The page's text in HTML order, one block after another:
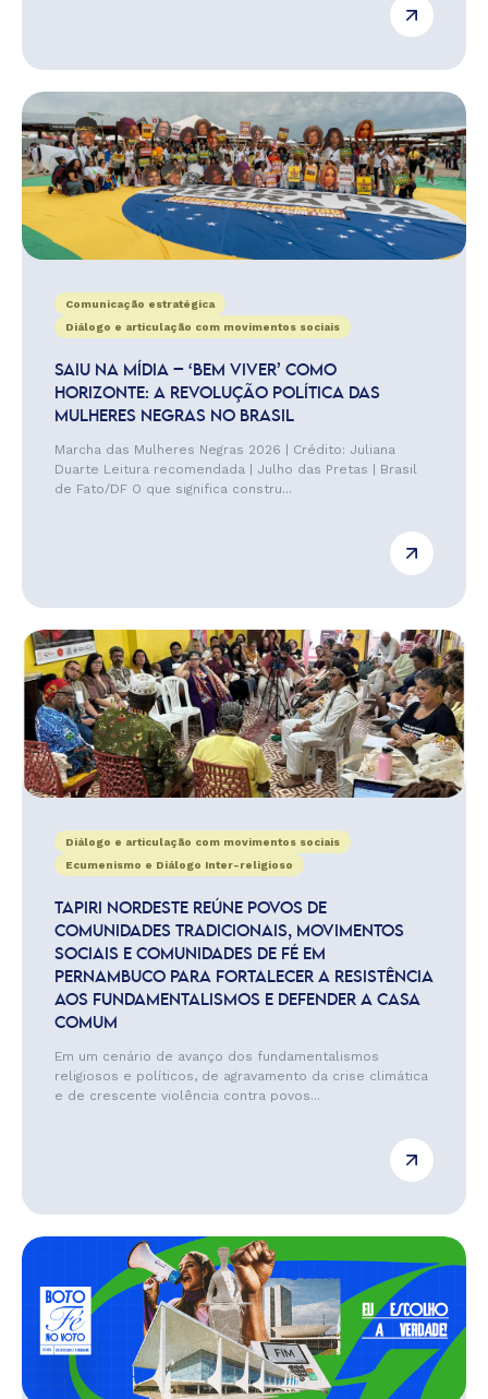
Comunicação estratégica
Diálogo e articulação com movimentos sociais
SAIU NA MÍDIA – ‘BEM VIVER’ COMO
HORIZONTE: A REVOLUÇÃO POLÍTICA DAS
MULHERES NEGRAS NO BRASIL
Marcha das Mulheres Negras 2026 | Crédito: Juliana
Duarte Leitura recomendada | Julho das Pretas | Brasil
de Fato/DF O que significa constru...
Diálogo e articulação com movimentos sociais
Ecumenismo e Diálogo Inter-religioso
TAPIRI NORDESTE REÚNE POVOS DE
COMUNIDADES TRADICIONAIS, MOVIMENTOS
SOCIAIS E COMUNIDADES DE FÉ EM
PERNAMBUCO PARA FORTALECER A RESISTÊNCIA
AOS FUNDAMENTALISMOS E DEFENDER A CASA
COMUM
Em um cenário de avanço dos fundamentalismos
religiosos e políticos, de agravamento da crise climática
e de crescente violência contra povos...